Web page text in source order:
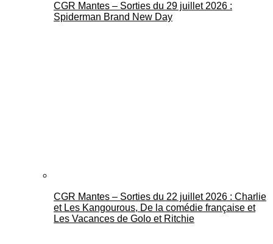
CGR Mantes – Sorties du 29 juillet 2026 :
Spiderman Brand New Day
CGR Mantes – Sorties du 22 juillet 2026 : Charlie
et Les Kangourous, De la comédie française et
Les Vacances de Golo et Ritchie